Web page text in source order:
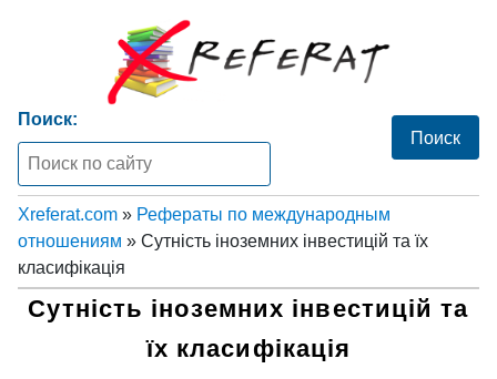
Поиск:
Xreferat.com » Рефераты по международным
отношениям » Сутність іноземних інвестицій та їх
класифікація
Сутність іноземних інвестицій та
їх класифікація